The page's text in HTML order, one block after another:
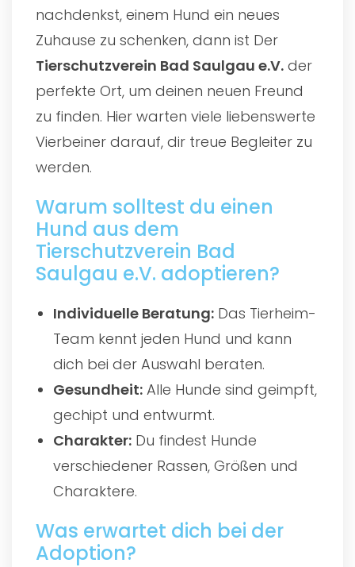
nachdenkst, einem Hund ein neues
Zuhause zu schenken, dann ist Der
Tierschutzverein Bad Saulgau e.V. der
perfekte Ort, um deinen neuen Freund
zu finden. Hier warten viele liebenswerte
Vierbeiner darauf, dir treue Begleiter zu
werden.
Warum solltest du einen
Hund aus dem
Tierschutzverein Bad
Saulgau e.V. adoptieren?
Individuelle Beratung: Das Tierheim-
Team kennt jeden Hund und kann
dich bei der Auswahl beraten.
Gesundheit: Alle Hunde sind geimpft,
gechipt und entwurmt.
Charakter: Du findest Hunde
verschiedener Rassen, Größen und
Charaktere.
Was erwartet dich bei der
Adoption?